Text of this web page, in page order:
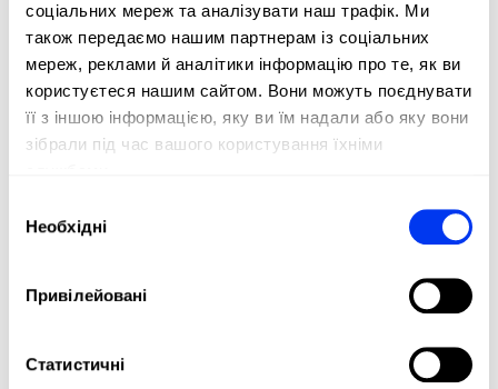
соціальних мереж та аналізувати наш трафік. Ми
також передаємо нашим партнерам із соціальних
мереж, реклами й аналітики інформацію про те, як ви
користуєтеся нашим сайтом. Вони можуть поєднувати
її з іншою інформацією, яку ви їм надали або яку вони
зібрали під час вашого користування їхніми
згоди
Необхідні
Привілейовані
Статистичні
enhancing both performance and racquet lifespan.
Level: Beginner